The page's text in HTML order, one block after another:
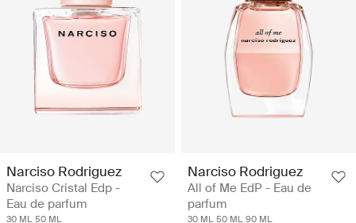
Narciso Rodriguez
Narciso Cristal Edp -
Eau de parfum
30 ML 50 ML
Narciso Rodriguez
All of Me EdP - Eau de
parfum
30 ML 50 ML 90 ML